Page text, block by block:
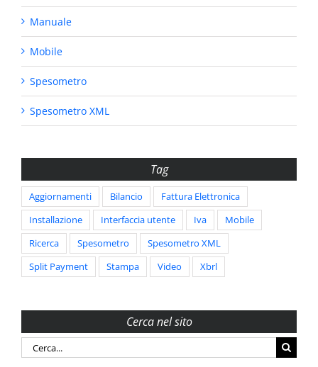
Manuale
Mobile
Spesometro
Spesometro XML
Tag
Aggiornamenti Bilancio
Fattura Elettronica
Installazione
Interfaccia utente Iva
Mobile
Ricerca
Spesometro
Spesometro XML
Split Payment
Stampa Video Xbrl
Cerca nel sito
Cerca
per: